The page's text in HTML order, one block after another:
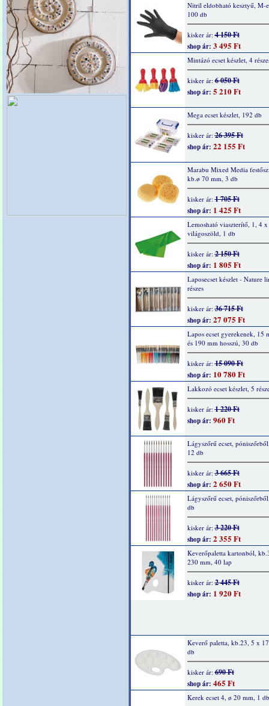
Nitril eldobható kesztyű, M-
100 db
kisker ár:4 150 Ft
shop ár: 3 495 Ft
Mintázó ecset készlet, 4
kisker ár:6 050 Ft
shop ár: 5 210 Ft
Mega ecset készlet, 192 db
kisker ár:26 395 Ft
shop ár: 22 155 Ft
Marabu Mixed Media
kb.ø 70 mm, 3 db
kisker ár:1 705 Ft
shop ár: 1 425 Ft
Lemosható viaszterítő, 1, 4
világoszöld, 1 db
kisker ár:2 150 Ft
shop ár: 1 805 Ft
Laposecset készlet - Nature
részes
kisker ár:36 715 Ft
shop ár: 27 075 Ft
Lapos ecset gyerekenek, 15
és 190 mm hosszú, 30 db
kisker ár:15 090 Ft
shop ár: 10 780 Ft
Lakkozó ecset készlet, 5
kisker ár:1 220 Ft
shop ár: 960 Ft
Lágyszőrű ecset,
12 db
kisker ár:3 665 Ft
shop ár: 2 650 Ft
Lágyszőrű ecset,
db
kisker ár:3 220 Ft
shop ár: 2 355 Ft
Keverőpaletta kartonból,
230 mm, 40 lap
kisker ár:2 445 Ft
shop ár: 1 920 Ft
Keverő paletta, kb.23, 5 x
db
kisker ár:690 Ft
shop ár: 465 Ft
Kerek ecset 4, ø 20 mm, 1 db